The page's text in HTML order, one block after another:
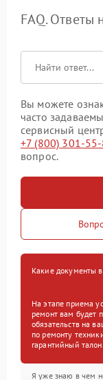
FAQ. Ответы
Вы можете
часто
сервисный
+7 (800) 301-
вопрос.
Какие документы
На этапе приема
ремонт вам будет
обязательств на
по ремонту
гарантийный талон.
Я уже знаю в чем